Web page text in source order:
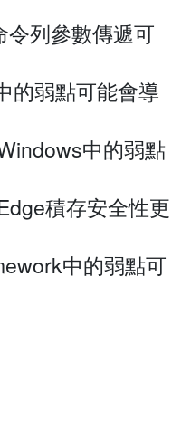
列參數傳遞可
弱點可能會導
中的弱點
積存安全性更
中的弱點可